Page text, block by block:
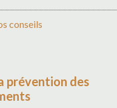
conseils
prévention des